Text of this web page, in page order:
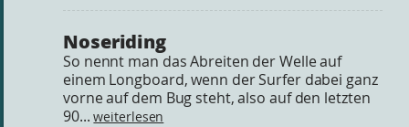
Noseriding
So nennt man das Abreiten der Welle auf
einem Longboard, wenn der Surfer dabei ganz
vorne auf dem Bug steht, also auf den letzten
90...weiterlesen